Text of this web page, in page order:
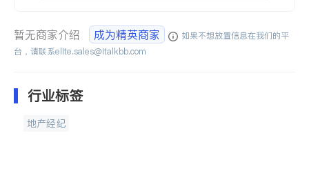
暂无商家介绍 成为精英商家
如果不想放置信息在我们的平
台，请联系elite.sales@italkbb.com
行业标签
地产经纪